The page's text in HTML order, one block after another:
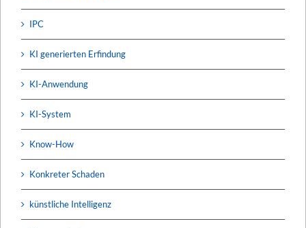
IPC
KI generierten Erfindung
KI-Anwendung
KI-System
Know-How
Konkreter Schaden
künstliche Intelligenz